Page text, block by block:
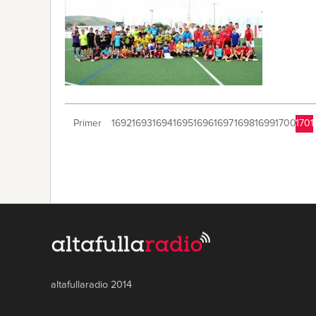
Primer 1692169316941695169616971698169917001701
altafullaradio 2014